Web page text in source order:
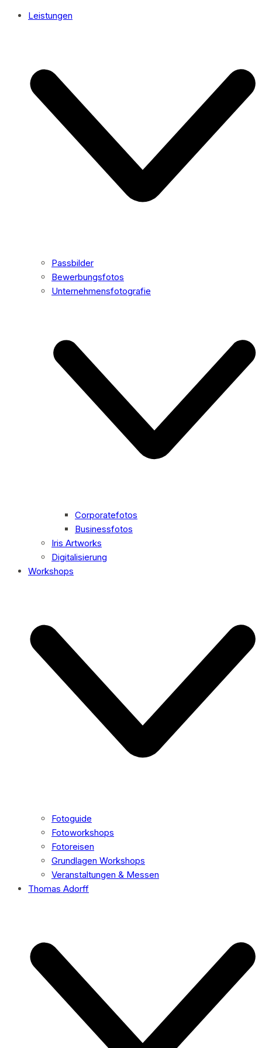
Leistungen
Passbilder
Bewerbungsfotos
Unternehmensfotografie
Corporatefotos
Businessfotos
Iris Artworks
Digitalisierung
Workshops
Fotoguide
Fotoworkshops
Fotoreisen
Grundlagen Workshops
Veranstaltungen & Messen
Thomas Adorff